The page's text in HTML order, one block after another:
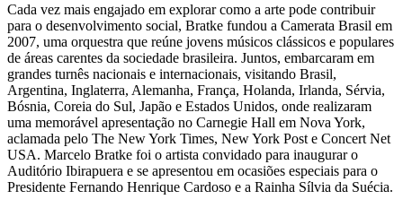
Cada vez mais engajado em explorar como a arte pode contribuir
para o desenvolvimento social, Bratke fundou a Camerata Brasil em
2007, uma orquestra que reúne jovens músicos clássicos e populares
de áreas carentes da sociedade brasileira. Juntos, embarcaram em
grandes turnês nacionais e internacionais, visitando Brasil,
Argentina, Inglaterra, Alemanha, França, Holanda, Irlanda, Sérvia,
Bósnia, Coreia do Sul, Japão e Estados Unidos, onde realizaram
uma memorável apresentação no Carnegie Hall em Nova York,
aclamada pelo The New York Times, New York Post e Concert Net
USA. Marcelo Bratke foi o artista convidado para inaugurar o
Auditório Ibirapuera e se apresentou em ocasiões especiais para o
Presidente Fernando Henrique Cardoso e a Rainha Sílvia da Suécia.